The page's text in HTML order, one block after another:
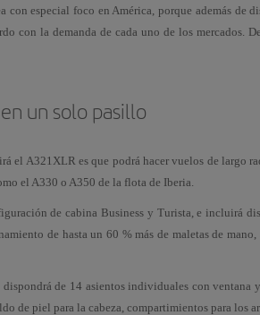
con especial foco en América, porque además
con la demanda de cada uno de los
un solo pasillo
el A321XLR es que podrá hacer vuelos de
el A330 o A350 de la flota de Iberia.
de cabina Business y Turista, e incluirá
de hasta un 60 % más de maletas de
de 14 asientos individuales con
de piel para la cabeza, compartimientos para